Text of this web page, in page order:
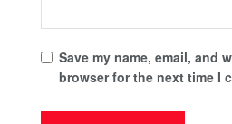
Save my name, email, and
browser for the next time I